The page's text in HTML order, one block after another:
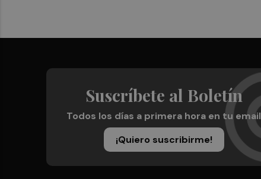
Suscríbete al Boletín
Todos los días a primera hora en tu email
¡Quiero suscribirme!